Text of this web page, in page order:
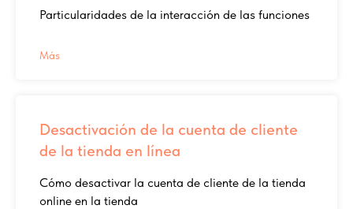
Particularidades de la interacción de las funciones
Más
Desactivación de la cuenta de cliente
de la tienda en línea
Cómo desactivar la cuenta de cliente de la tienda
online en la tienda